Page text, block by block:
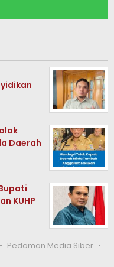
Daerah
KUHP
Pedoman Media Siber